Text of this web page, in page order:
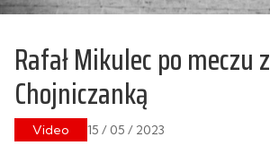
Rafał Mikulec po meczu z
Chojniczanką
Video 15 / 05 / 2023